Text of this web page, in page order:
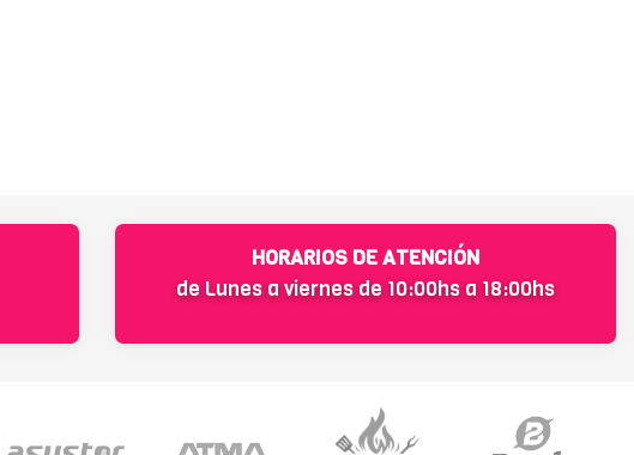
HORARIOS DE ATENCIÓN
de Lunes a viernes de 10:00hs a 18:00hs